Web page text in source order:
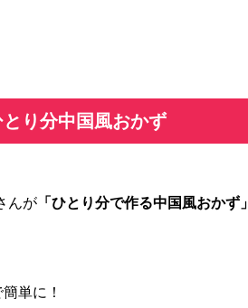
り分中国風おかず
んが 「ひとり分で作る中国風おかず」
単に！